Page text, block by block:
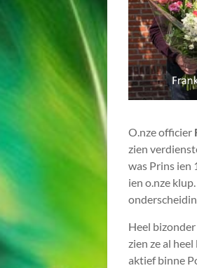
O.nze officier
zien
was Prins ien
ien o.nze
Heel
zien ze al
aktief binne